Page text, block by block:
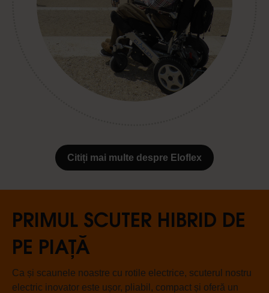
Citiți mai multe despre Eloflex
PRIMUL SCUTER HIBRID DE
PE PIAȚĂ
Ca și scaunele noastre cu rotile electrice, scuterul nostru
electric inovator este ușor, pliabil, compact și oferă un